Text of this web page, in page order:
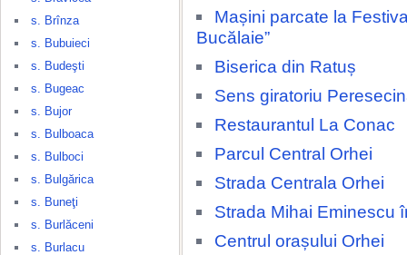
s. Brînza
s. Bubuieci
s. Budeşti
s. Bugeac
s. Bujor
s. Bulboaca
s. Bulboci
s. Bulgărica
s. Buneţi
s. Burlăceni
s. Burlacu
Mașini parcate la
Bucălaie”
Biserica din Ratuș
Sens giratoriu
Restaurantul La Conac
Parcul Central Orhei
Strada Centrala Orhei
Strada Mihai Eminescu
Centrul orașului Orhei